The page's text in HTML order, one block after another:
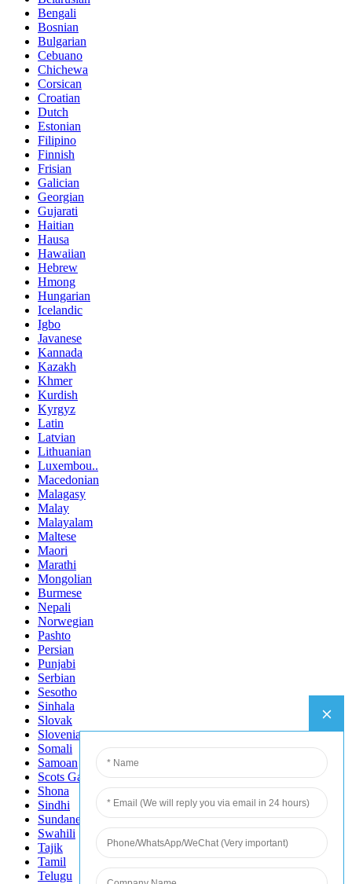
Bengali
Bosnian
Bulgarian
Cebuano
Chichewa
Corsican
Croatian
Dutch
Estonian
Filipino
Finnish
Frisian
Galician
Georgian
Gujarati
Haitian
Hausa
Hawaiian
Hebrew
Hmong
Hungarian
Icelandic
Igbo
Javanese
Kannada
Kazakh
Khmer
Kurdish
Kyrgyz
Latin
Latvian
Lithuanian
Luxembou..
Macedonian
Malagasy
Malay
Malayalam
Maltese
Maori
Marathi
Mongolian
Burmese
Nepali
Norwegian
Pashto
Persian
Punjabi
Serbian
Sesotho
Sinhala
Slovak
Slovenian
Somali
Samoan
Scots Gaelic
Shona
Sindhi
Sundanese
Swahili
Tajik
Tamil
Telugu